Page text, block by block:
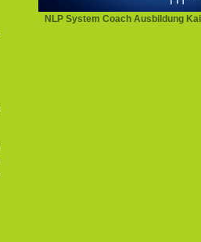
NLP System Coach Ausbildung